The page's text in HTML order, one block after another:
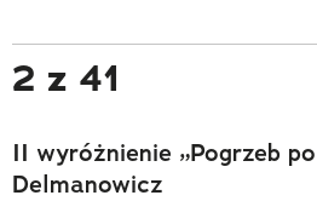
2 z 41
II wyróżnienie „Pogrzeb
Delmanowicz